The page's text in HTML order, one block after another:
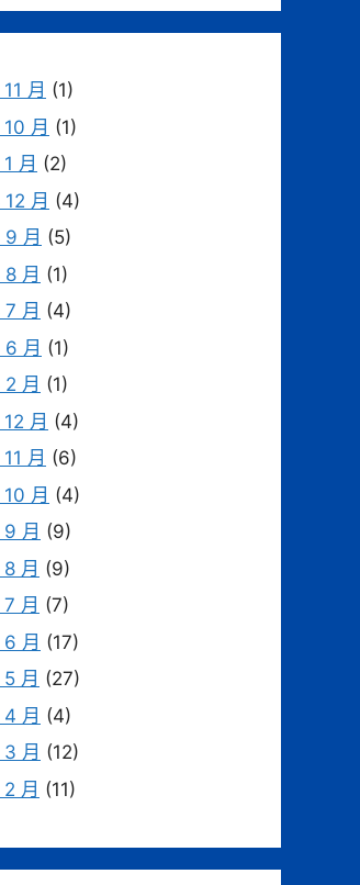
月 (1)
月 (1)
月 (2)
月 (4)
月 (5)
月 (1)
月 (4)
月 (1)
月 (1)
月 (4)
月 (6)
月 (4)
月 (9)
月 (9)
月 (7)
月 (17)
月 (27)
月 (4)
月 (12)
月 (11)